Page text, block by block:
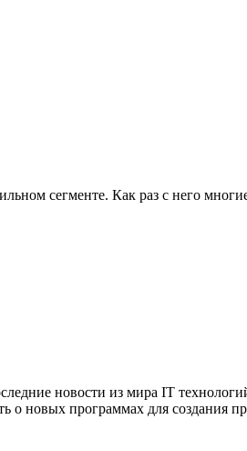
сегменте. Как раз с него
новости из мира IT
о новых программах для